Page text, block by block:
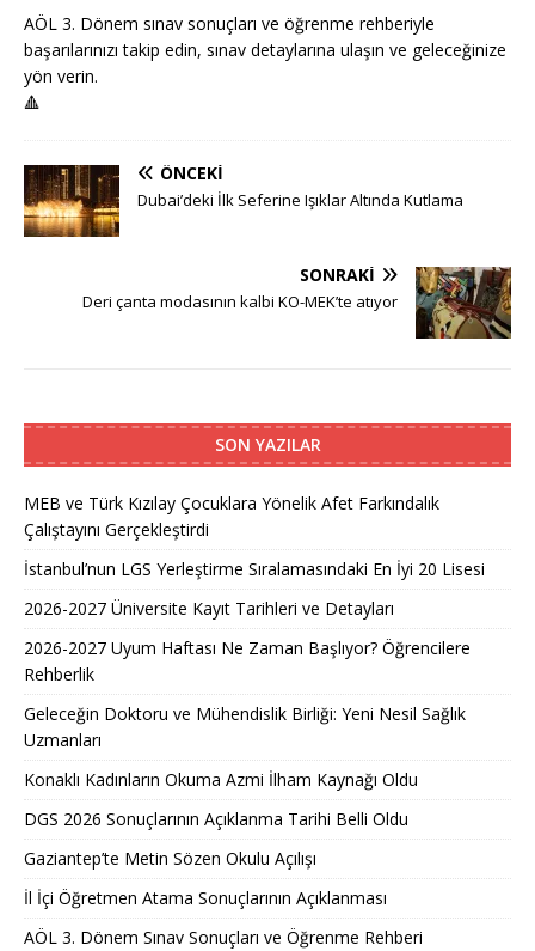
AÖL 3. Dönem sınav sonuçları ve öğrenme rehberiyle
başarılarınızı takip edin, sınav detaylarına ulaşın ve geleceğinize
yön verin.
🔺
ÖNCEKI
Dubai’deki İlk Seferine Işıklar Altında Kutlama
SONRAKI
Deri çanta modasının kalbi KO-MEK’te atıyor
SON YAZILAR
MEB ve Türk Kızılay Çocuklara Yönelik Afet Farkındalık
Çalıştayını Gerçekleştirdi
İstanbul’nun LGS Yerleştirme Sıralamasındaki En İyi 20 Lisesi
2026-2027 Üniversite Kayıt Tarihleri ve Detayları
2026-2027 Uyum Haftası Ne Zaman Başlıyor? Öğrencilere
Rehberlik
Geleceğin Doktoru ve Mühendislik Birliği: Yeni Nesil Sağlık
Uzmanları
Konaklı Kadınların Okuma Azmi İlham Kaynağı Oldu
DGS 2026 Sonuçlarının Açıklanma Tarihi Belli Oldu
Gaziantep’te Metin Sözen Okulu Açılışı
İl İçi Öğretmen Atama Sonuçlarının Açıklanması
AÖL 3. Dönem Sınav Sonuçları ve Öğrenme Rehberi